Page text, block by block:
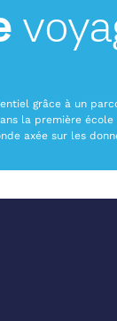
grâce à un
la première école
axée sur les